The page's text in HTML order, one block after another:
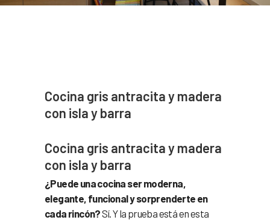
Cocina gris antracita y madera
con isla y barra
Cocina gris antracita y madera
con isla y barra
¿Puede una cocina ser moderna,
elegante, funcional y sorprenderte en
cada rincón?Sí. Y la prueba está en esta